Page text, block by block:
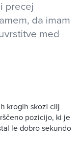
precej
da imam
med
krogih skozi cilj
pozicijo, ki je
le dobro sekundo